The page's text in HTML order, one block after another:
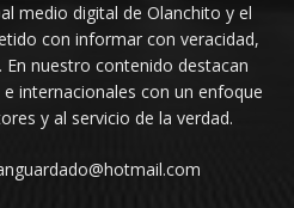
medio digital de Olanchito y el
con informar con veracidad,
En nuestro contenido destacan
internacionales con un enfoque
y al servicio de la verdad.